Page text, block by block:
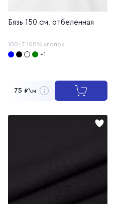
Бязь 150 см, отбеленная
100±7 100% хлопок
+1
75 ₽\м